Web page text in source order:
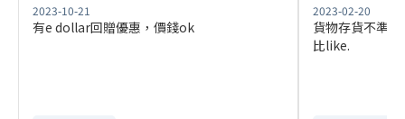
2023-10-21
有e dollar回贈優惠，價錢ok
2023-02-20
貨物存貨不準
比like.